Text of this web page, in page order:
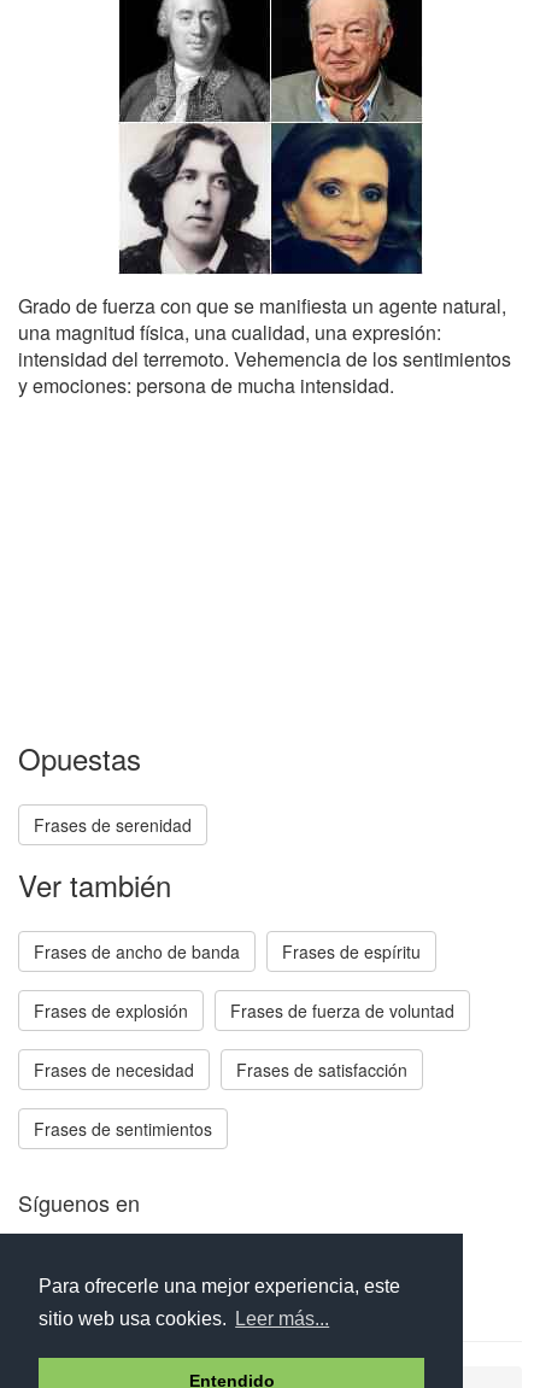
Para ofrecerle una mejor experiencia, este
sitio web usa cookies.
Leer más...
Entendido
Grado de fuerza con que se manifiesta un agente natural,
una magnitud física, una cualidad, una expresión:
intensidad del terremoto. Vehemencia de los sentimientos
y emociones: persona de mucha intensidad.
Opuestas
Frases de serenidad
Ver también
Frases de ancho de banda Frases de espíritu
Frases de explosión Frases de fuerza de voluntad
Frases de necesidad Frases de satisfacción
Frases de sentimientos
Síguenos en